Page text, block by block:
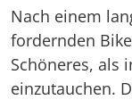
Nach einem
fordernden
Schöneres, als
einzutauchen.